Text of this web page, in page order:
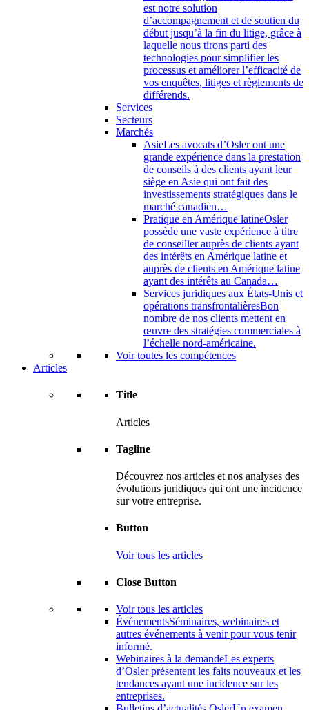
est notre solution
d’accompagnement et de soutien du
début jusqu’à la fin du litige, grâce à
laquelle nous tirons parti des
technologies pour simplifier les
processus et améliorer l’efficacité de
vos enquêtes, litiges et règlements de
différends.
Services
Secteurs
Marchés
AsieLes avocats d’Osler ont une
grande expérience dans la prestation
de conseils à des clients ayant leur
siège en Asie qui ont fait des
investissements stratégiques dans le
marché canadien…
Pratique en Amérique latineOsler
possède une vaste expérience à titre
de conseiller auprès de clients ayant
des intérêts en Amérique latine et
auprès de clients en Amérique latine
ayant des intérêts au Canada…
Services juridiques aux États-Unis et
opérations transfrontalièresBon
nombre de nos clients mettent en
œuvre des stratégies commerciales à
l’échelle nord-américaine.
Voir toutes les compétences
Articles
Title
Articles
Tagline
Découvrez nos articles et nos analyses des
évolutions juridiques qui ont une incidence
sur votre entreprise.
Button
Voir tous les articles
Close Button
Voir tous les articles
ÉvénementsSéminaires, webinaires et
autres événements à venir pour vous tenir
informé.
Webinaires à la demandeLes experts
d’Osler présentent les faits nouveaux et les
tendances ayant une incidence sur les
entreprises.